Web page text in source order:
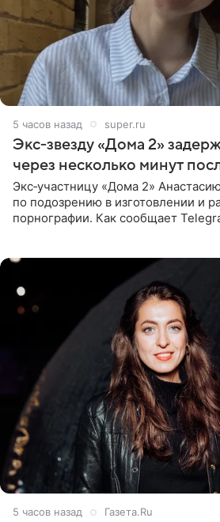
5 часов назад super.ru
Экс‑звезду «Дома 2»
через несколько минут
Экс‑участницу «Дома 2»
по подозрению в изготовлении и
порнографии. Как сообщает
5 часов назад Газета.Ru